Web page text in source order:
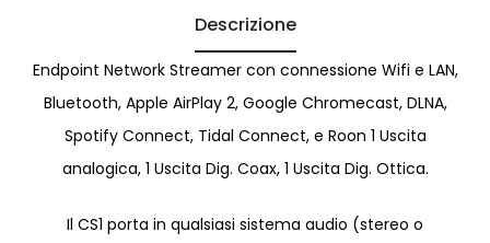
Descrizione
Endpoint Network Streamer con connessione Wifi e LAN,
Bluetooth, Apple AirPlay 2, Google Chromecast, DLNA,
Spotify Connect, Tidal Connect, e Roon 1 Uscita
analogica, 1 Uscita Dig. Coax, 1 Uscita Dig. Ottica.
Il CS1 porta in qualsiasi sistema audio (stereo o